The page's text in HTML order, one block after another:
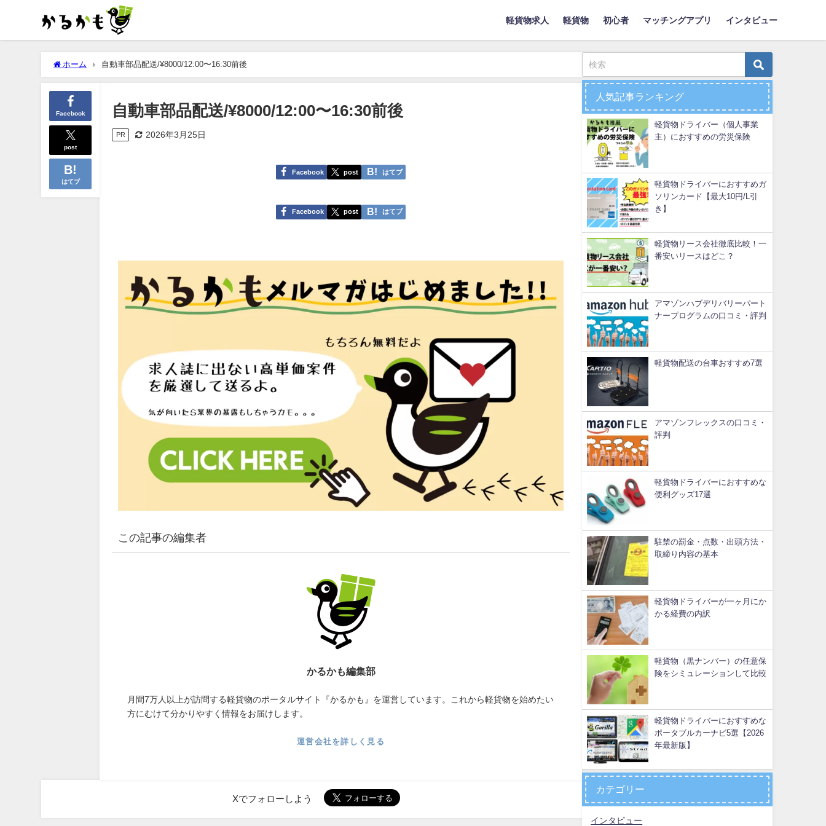
軽貨物求人 軽貨物 初心者 マッチングアプリ インタビュー
ホーム 自動車部品配送/¥8000/12:00〜16:30前後
Facebook
post
はてブ
自動車部品配送/¥8000/12:00〜16:30前後
PR 2026年3月25日
Facebook post はてブ
Facebook post はてブ
この記事の編集者
かるかも編集部
月間7万人以上が訪問する軽貨物のポータルサイト『かるかも』を運営しています。これから軽貨物を始めたい
方にむけて分かりやすく情報をお届けします。
運営会社を詳しく見る
Xでフォローしよう
人気記事ランキング
軽貨物ドライバー（個人事業
主）におすすめの労災保険
軽貨物ドライバーにおすすめガ
ソリンカード【最大10円/L引
き】
軽貨物リース会社徹底比較！一
番安いリースはどこ？
アマゾンハブデリバリーパート
ナープログラムの口コミ・評判
軽貨物配送の台車おすすめ7選
アマゾンフレックスの口コミ・
評判
軽貨物ドライバーにおすすめな
便利グッズ17選
駐禁の罰金・点数・出頭方法・
取締り内容の基本
軽貨物ドライバーが一ヶ月にか
かる経費の内訳
軽貨物（黒ナンバー）の任意保
険をシミュレーションして比較
軽貨物ドライバーにおすすめな
ポータブルカーナビ5選【2026
年最新版】
カテゴリー
インタビュー